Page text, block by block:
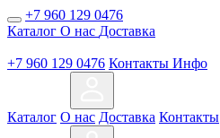
+7 960 129 0476
Каталог О нас Доставка
+7 960 129 0476 Контакты Инфо
Каталог О нас Доставка Контакты